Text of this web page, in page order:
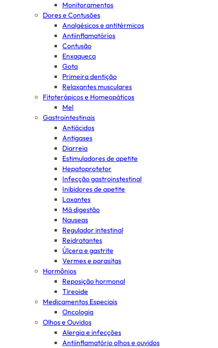
Monitoramentos
Dores e Contusões
Analgésicos e antitérmicos
Antiinflamatórios
Contusão
Enxaqueca
Gota
Primeira dentição
Relaxantes musculares
Fitoterápicos e Homeopáticos
Mel
Gastrointestinais
Antiácidos
Antigases
Diarreia
Estimuladores de apetite
Hepatoprotetor
Infecção gastroinstestinal
Inibidores de apetite
Laxantes
Má digestão
Nauseas
Regulador intestinal
Reidratantes
Úlcera e gastrite
Vermes e parasitas
Hormônios
Reposição hormonal
Tireoide
Medicamentos Especiais
Oncologia
Olhos e Ouvidos
Alergia e infecções
Antiinflamatório olhos e ouvidos